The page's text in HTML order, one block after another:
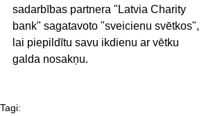
sadarbības partnera "Latvia Charity
bank" sagatavoto "sveicienu svētkos",
lai piepildītu savu ikdienu ar vētku
galda nosakņu.
Tagi: